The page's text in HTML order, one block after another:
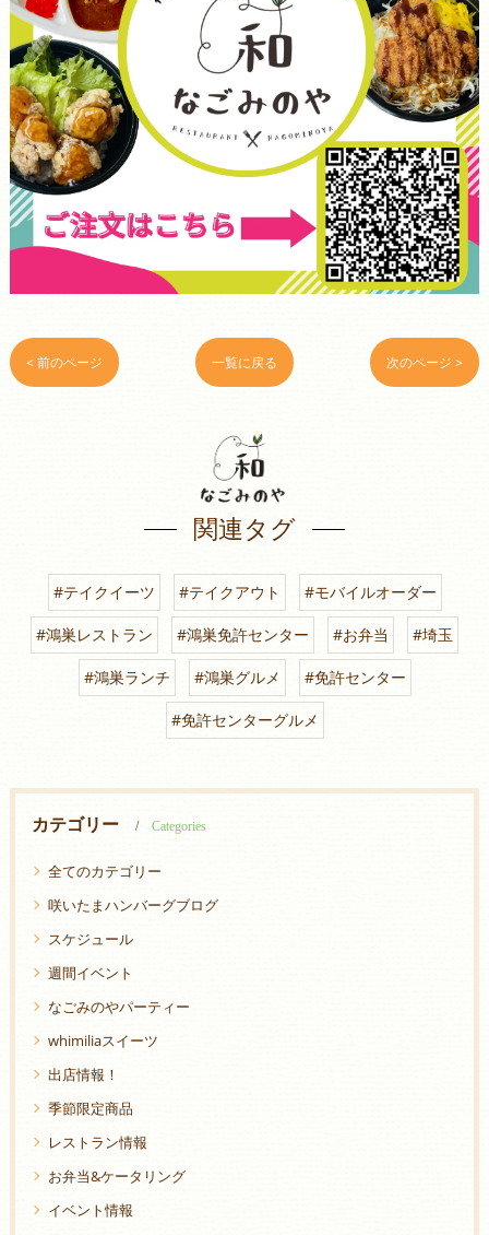
< 前のページ 一覧に戻る 次のページ >
関連タグ
#テイクイーツ #テイクアウト #モバイルオーダー
#鴻巣レストラン #鴻巣免許センター #お弁当 #埼玉
#鴻巣ランチ #鴻巣グルメ #免許センター
#免許センターグルメ
カテゴリー Categories
全てのカテゴリー
咲いたまハンバーグブログ
スケジュール
週間イベント
なごみのやパーティー
whimiliaスイーツ
出店情報！
季節限定商品
レストラン情報
お弁当&ケータリング
イベント情報